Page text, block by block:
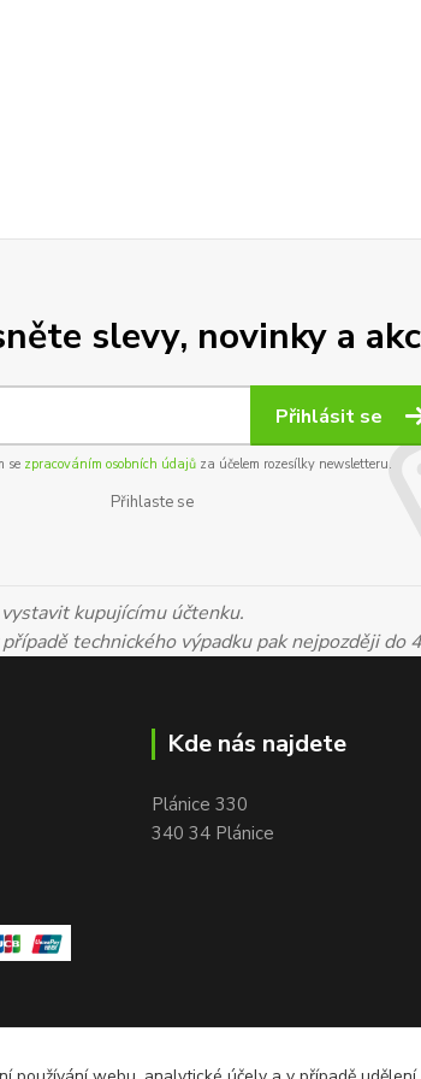
slevy, novinky a
Přihlásit se
se zpracováním osobních údajůza účelem rozesílky newsletteru.
Přihlaste se
kupujícímu účtenku.
technického výpadku pak nejpozději do
Kde nás najdete
Plánice 330
340 34 Plánice